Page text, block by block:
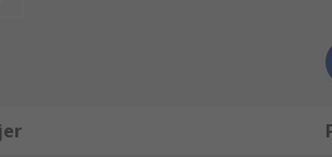
produkter, står vores tekniske team
af vores dag-til-dag
produkter i et større parti
teknisk support fra vore tekniske